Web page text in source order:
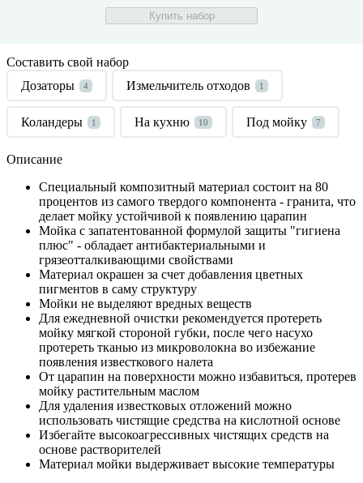
Купить набор
Составить свой набор
Дозаторы
4 Измельчитель отходов 1
Коландеры 1 На кухню 10 Под мойку 7
Описание
Специальный композитный материал состоит на 80
процентов из самого твердого компонента - гранита, что
делает мойку устойчивой к появлению царапин
Мойка с запатентованной формулой защиты "гигиена
плюс" - обладает антибактериальными и
грязеотталкивающими свойствами
Материал окрашен за счет добавления цветных
пигментов в саму структуру
Мойки не выделяют вредных веществ
Для ежедневной очистки рекомендуется протереть
мойку мягкой стороной губки, после чего насухо
протереть тканью из микроволокна во избежание
появления известкового налета
От царапин на поверхности можно избавиться, протерев
мойку растительным маслом
Для удаления известковых отложений можно
использовать чистящие средства на кислотной основе
Избегайте высокоагрессивных чистящих средств на
основе растворителей
Материал мойки выдерживает высокие температуры